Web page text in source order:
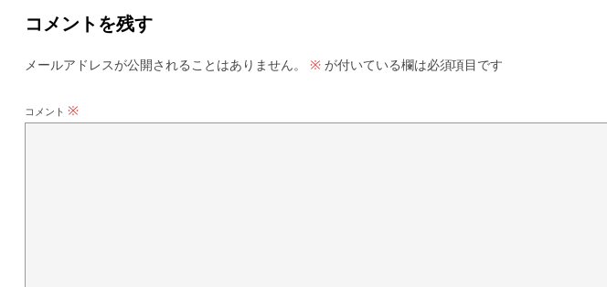
コメントを残す
メールアドレスが公開されることはありません。 ※が付いている欄は必須項目です
コメント ※